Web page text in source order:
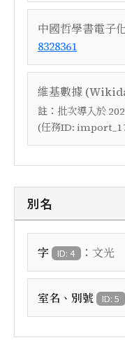
中國哲學書電子
8328361
維基數據
註： 批次導入於
(任務ID:
別名
字 ID: 4 ： 文光
室名、別號 ID: 5